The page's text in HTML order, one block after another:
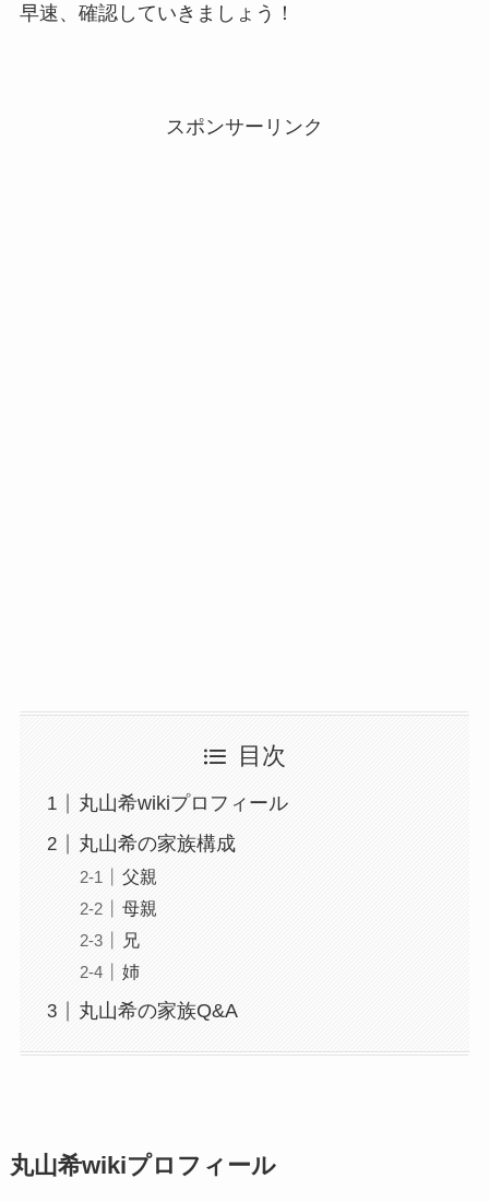
早速、確認していきましょう！
スポンサーリンク
目次
丸山希wikiプロフィール
丸山希の家族構成
父親
母親
兄
姉
丸山希の家族Q&A
丸山希wikiプロフィール